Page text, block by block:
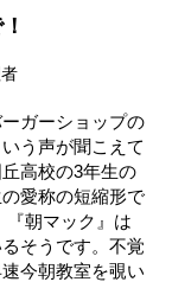
ガーショップの
う声が聞こえて
高校の3年生の
愛称の短縮形で
朝マック』は
そうです。不覚
今朝教室を覗い